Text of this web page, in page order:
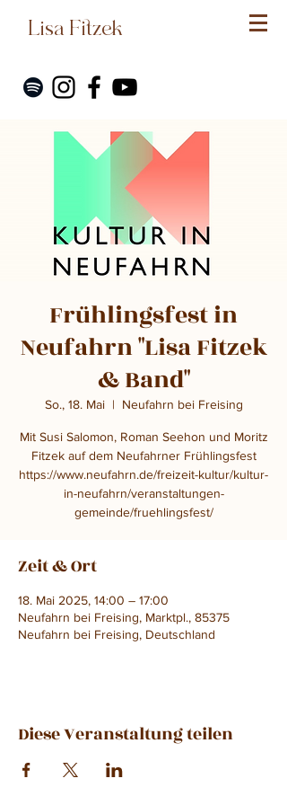
Lisa Fitzek
Frühlingsfest in
Neufahrn "Lisa Fitzek
& Band"
So., 18. Mai
  |
Neufahrn bei Freising
Mit Susi Salomon, Roman Seehon und Moritz
Fitzek auf dem Neufahrner Frühlingsfest
https://www.neufahrn.de/freizeit-kultur/kultur-
in-neufahrn/veranstaltungen-
gemeinde/fruehlingsfest/
Zeit & Ort
18. Mai 2025, 14:00 – 17:00
Neufahrn bei Freising, Marktpl., 85375
Neufahrn bei Freising, Deutschland
Diese Veranstaltung teilen